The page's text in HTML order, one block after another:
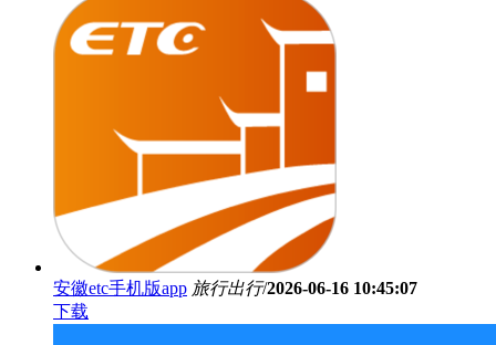
安徽etc手机版app 旅行出行/2026-06-16 10:45:07
下载